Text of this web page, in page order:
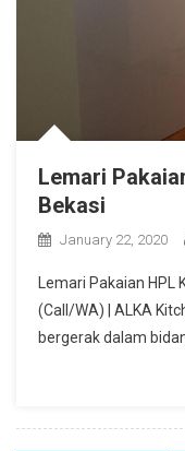
Lemari
Bekasi
January 22, 2020
Lemari Pakaian
(Call/WA) | ALKA
bergerak dalam